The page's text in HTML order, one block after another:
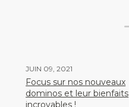
JUIN 09, 2021
Focus sur nos nouveaux
dominos et leur bienfaits
incroyables !